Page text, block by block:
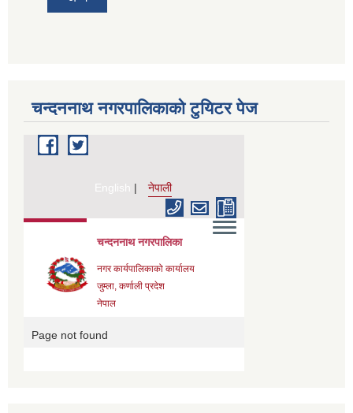
चन्दननाथ नगरपालिकाको टुयिटर पेज